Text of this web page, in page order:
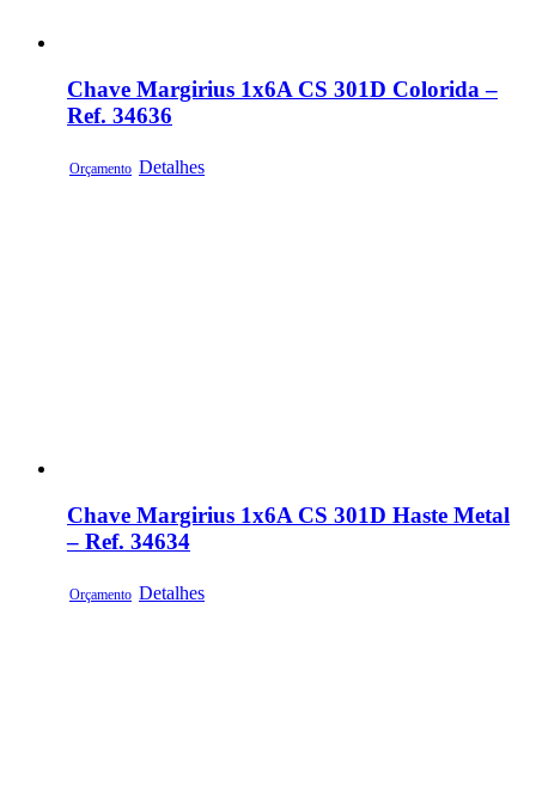
Chave Margirius 1x6A CS 301D Colorida –
Ref. 34636
Orçamento Detalhes
Chave Margirius 1x6A CS 301D Haste Metal
– Ref. 34634
Orçamento Detalhes